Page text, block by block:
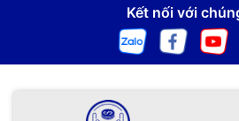
Kết nối với